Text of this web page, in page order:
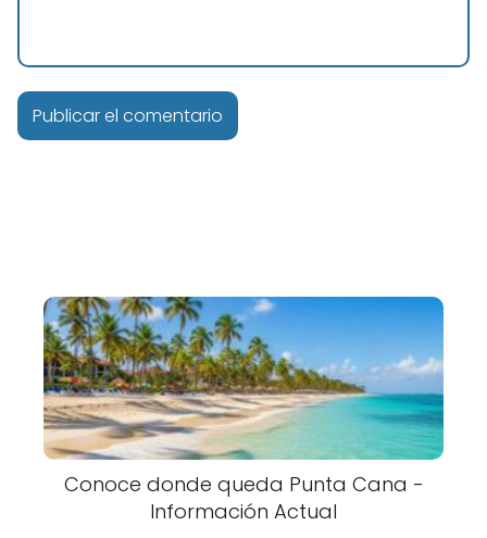
Conoce donde queda Punta Cana -
Información Actual